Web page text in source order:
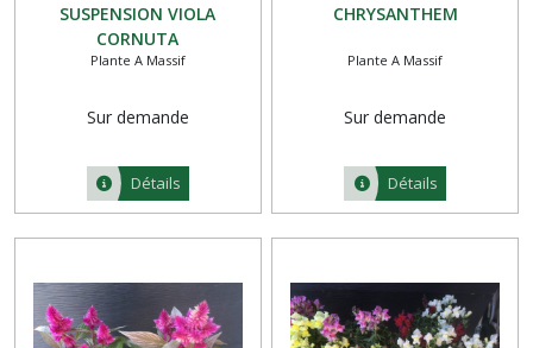
SUSPENSION VIOLA
CORNUTA
Plante A Massif
Sur demande
Détails
CHRYSANTHEM
Plante A Massif
Sur demande
Détails